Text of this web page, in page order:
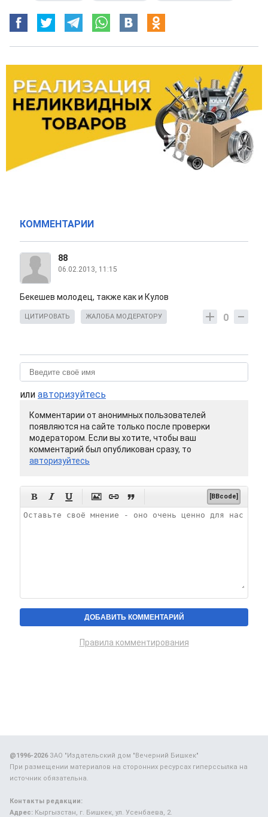
КОММЕНТАРИИ
88
06.02.2013, 11:15
Бекешев молодец, также как и Кулов
0
ЦИТИРОВАТЬ ЖАЛОБА МОДЕРАТОРУ
или авторизуйтесь
Комментарии от анонимных пользователей
появляются на сайте только после проверки
модератором. Если вы хотите, чтобы ваш
комментарий был опубликован сразу, то
авторизуйтесь
      [BBcode]
Правила комментирования
@1996-2026ЗАО "Издательский дом "Вечерний Бишкек"
При размещении материалов на сторонних ресурсах гиперссылка на
источник обязательна.
Контакты редакции:
Адрес: Кыргызстан, г. Бишкек, ул. Усенбаева, 2.